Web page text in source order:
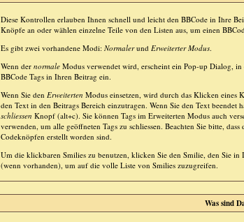
Diese Kontrollen erlauben Ihnen schnell und leicht den BBCode in Ihre
Knöpfe an oder wählen einzelne Teile von den Listen aus, um einen
Es gibt zwei vorhandene Modi: Normalerund Erweiterter Modus.
Wenn der normale Modus verwendet wird, erscheint ein Pop-up Dialog,
BBCode Tags in Ihren Beitrag ein.
Wenn Sie den Erweiterten Modus einsetzen, wird durch das Klicken eines
den Text in den Beitrags Bereich einzutragen. Wenn Sie den Text beendet
schliessen Knopf (alt+c). Sie können Tags im Erweiterten Modus auch
verwenden, um alle geöffneten Tags zu schliessen. Beachten Sie bitte,
Codeknöpfen erstellt worden sind.
Um die klickbaren Smilies zu benutzen, klicken Sie den Smilie, den Sie
(wenn vorhanden), um auf die volle Liste von Smilies zuzugreifen.
Was sind